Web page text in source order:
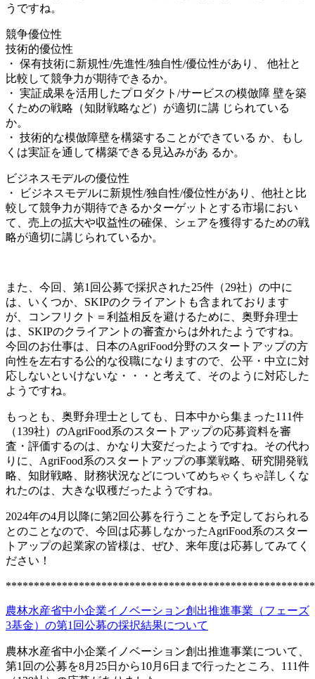
うですね。
競争優位性
技術的優位性
・ 保有技術に新規性/先進性/独自性/優位性があり、 他社と
比較して競争力が期待できるか。
・ 実証成果を活用したプロダクト/サービスの模倣障 壁を築
くための戦略（知財戦略など）が適切に講 じられている
か。
・ 技術的な模倣障壁を構築することができている か、もし
くは実証を通して構築できる見込みがあ るか。
ビジネスモデルの優位性
・ ビジネスモデルに新規性/独自性/優位性があり、他社と比
較して競争力が期待できるかターゲットとする市場におい
て、売上の拡大や収益性の確保、シェアを獲得するための戦
略が適切に講じられているか。
また、今回、第1回公募で採択された25件（29社）の中に
は、いくつか、SKIPのクライアントも含まれております
が、コンフリクト＝利益相反を避けるために、奥野弁理士
は、SKIPのクライアントの審査からは外れたようですね。
今回のお仕事は、日本のAgriFood分野のスタートアップの方
向性を左右する公的な役職になりますので、公平・中立に対
応しないといけないな・・・と考えて、そのように対応した
ようですね。
もっとも、奥野弁理士としても、日本中から集まった111件
（139社）のAgriFood系のスタートアップの応募資料を審
査・評価するのは、かなり大変だったようですね。その代わ
りに、AgriFood系のスタートアップの事業戦略、研究開発戦
略、知財戦略、財務状況などについてめちゃくちゃ詳しくな
れたのは、大きな収穫だったようですね。
2024年の4月以降に第2回公募を行うことを予定しておられる
とのことなので、今回は応募しなかったAgriFood系のスター
トアップの起業家の皆様は、ぜひ、来年度は応募してみてく
ださい！
農林水産省中小企業イノベーション創出推進事業（フェーズ
3基金）の第1回公募の採択結果について
農林水産省中小企業イノベーション創出推進事業について、
第1回の公募を8月25日から10月6日まで行ったところ、111件